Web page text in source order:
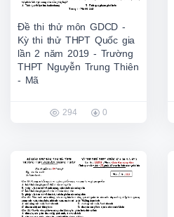
Đề thi thử môn GDCD -
Kỳ thi thử THPT Quốc gia
lần 2 năm 2019 - Trường
THPT Nguyễn Trung Thiên
- Mã
294 0